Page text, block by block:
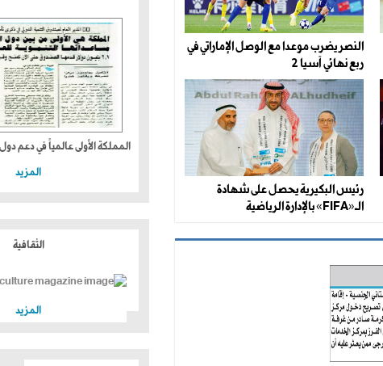
النصر يضرب موعدا مع الوصل الإماراتي في
ربع نهائي آسيا 2
رئيس البكيرية يحصل على شهادة
الـ«FIFA» بالإدارة الرياضية
المملكة الأولى عالمياً في دعم دول
المزيد
الثقافية
المزيد